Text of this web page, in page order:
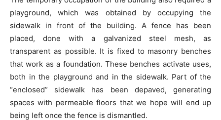
playground, which was obtained by occupying the
sidewalk in front of the building. A fence has been
placed, done with a galvanized steel mesh, as
transparent as possible. It is fixed to masonry benches
that work as a foundation. These benches activate uses,
both in the playground and in the sidewalk. Part of the
“enclosed” sidewalk has been depaved, generating
spaces with permeable floors that we hope will end up
being left once the fence is dismantled.